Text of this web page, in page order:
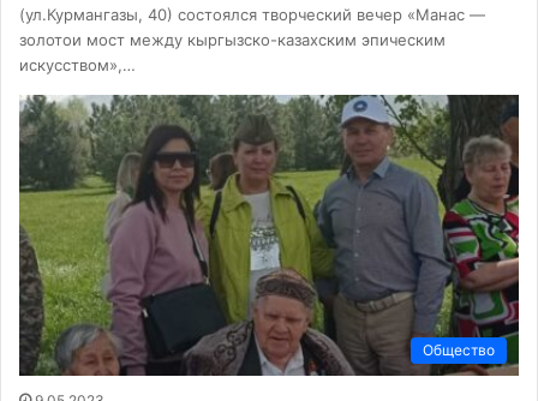
(ул.Курмангазы, 40) состоялся творческий вечер «Манас —
золотои мост между кыргызско-казахским эпическим
искусством»,…
Общество